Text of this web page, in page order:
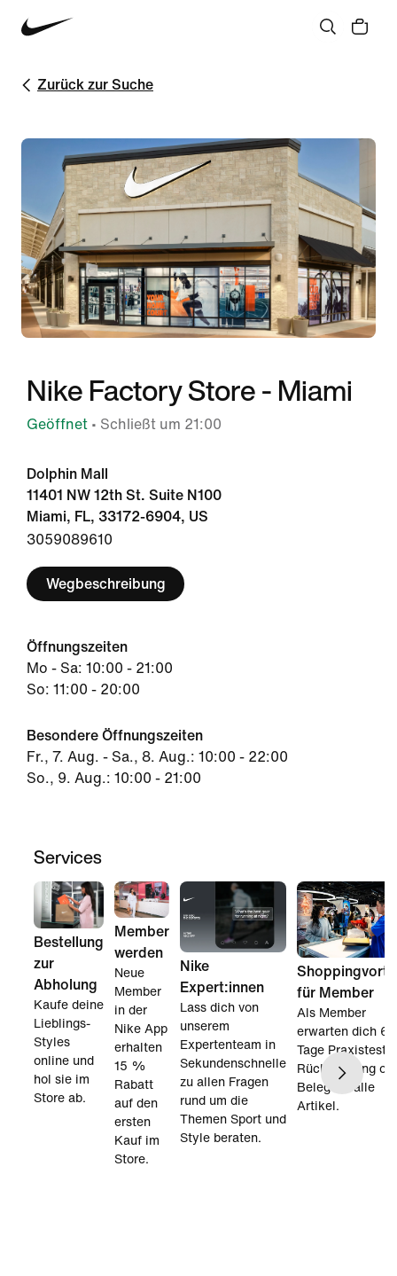
Zurück zur Suche
Nike Factory Store - Miami
Geöffnet • Schließt um 21:00
Dolphin Mall
11401 NW 12th St. Suite N100
Miami, FL, 33172-6904, US
3059089610
Wegbeschreibung
Öffnungszeiten
Mo - Sa: 10:00 - 21:00
So: 11:00 - 20:00
Besondere Öffnungszeiten
Fr., 7. Aug. - Sa., 8. Aug.: 10:00 - 22:00
So., 9. Aug.: 10:00 - 21:00
Services
Bestellung
zur
Abholung
Kaufe deine
Lieblings-
Styles
online und
hol sie im
Store ab.
Member
werden
Neue
Member
in der
Nike App
erhalten
15 %
Rabatt
auf den
ersten
Kauf im
Store.
Nike
Expert:innen
Lass dich von
unserem
Expertenteam in
Sekundenschnelle
zu allen Fragen
rund um die
Themen Sport und
Style beraten.
für Member
Als Member
erwarten dich 60
Tage Praxistest
Rücksendung
Beleg für alle
Artikel.